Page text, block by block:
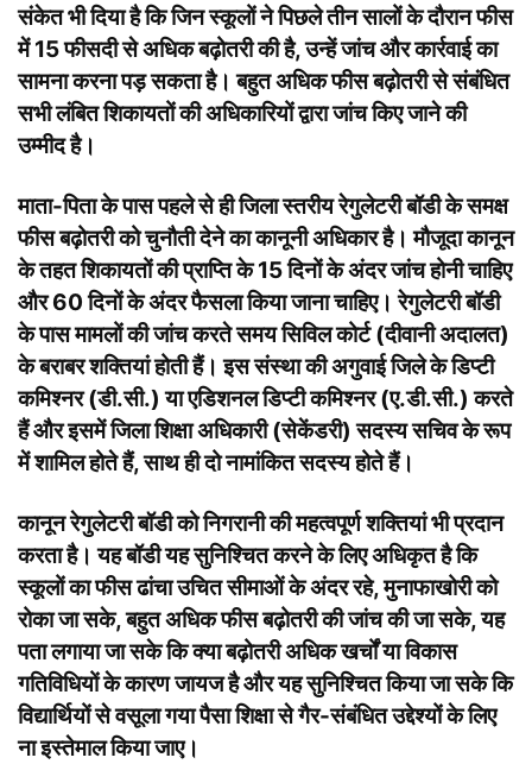
संकेत भी दिया है कि जिन स्कूलों ने पिछले तीन सालों के दौरान फीस
में 15 फीसदी से अधिक बढ़ोतरी की है, उन्हें जांच और कार्रवाई का
सामना करना पड़ सकता है। बहुत अधिक फीस बढ़ोतरी से संबंधित
सभी लंबित शिकायतों की अधिकारियों द्वारा जांच किए जाने की
उम्मीद है।
माता-पिता के पास पहले से ही जिला स्तरीय रेगुलेटरी बॉडी के समक्ष
फीस बढ़ोतरी को चुनौती देने का कानूनी अधिकार है। मौजूदा कानून
के तहत शिकायतों की प्राप्ति के 15 दिनों के अंदर जांच होनी चाहिए
और 60 दिनों के अंदर फैसला किया जाना चाहिए। रेगुलेटरी बॉडी
के पास मामलों की जांच करते समय सिविल कोर्ट (दीवानी अदालत)
के बराबर शक्तियां होती हैं। इस संस्था की अगुवाई जिले के डिप्टी
कमिश्नर (डी.सी.) या एडिशनल डिप्टी कमिश्नर (ए.डी.सी.) करते
हैं और इसमें जिला शिक्षा अधिकारी (सेकेंडरी) सदस्य सचिव के रूप
में शामिल होते हैं, साथ ही दो नामांकित सदस्य होते हैं।
कानून रेगुलेटरी बॉडी को निगरानी की महत्वपूर्ण शक्तियां भी प्रदान
करता है। यह बॉडी यह सुनिश्चित करने के लिए अधिकृत है कि
स्कूलों का फीस ढांचा उचित सीमाओं के अंदर रहे, मुनाफाखोरी को
रोका जा सके, बहुत अधिक फीस बढ़ोतरी की जांच की जा सके, यह
पता लगाया जा सके कि क्या बढ़ोतरी अधिक खर्चों या विकास
गतिविधियों के कारण जायज है और यह सुनिश्चित किया जा सके कि
विद्यार्थियों से वसूला गया पैसा शिक्षा से गैर-संबंधित उद्देश्यों के लिए
ना इस्तेमाल किया जाए।